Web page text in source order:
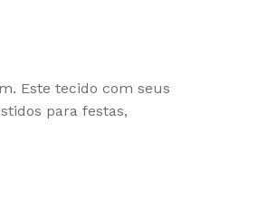
Este tecido com seus
para festas,